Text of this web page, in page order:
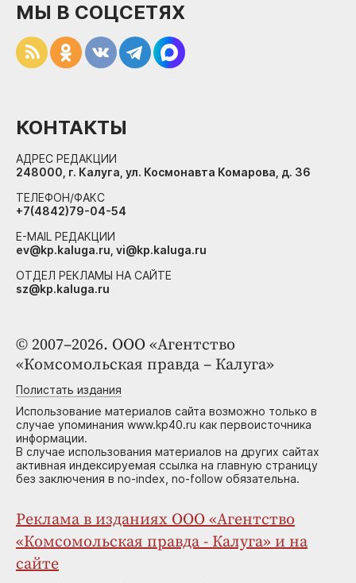
© 2007–2026. ООО «Агентство
«Комсомольская правда – Калуга»
Полистать издания
Использование материалов сайта возможно только в
случае упоминания www.kp40.ru как первоисточника
информации.
В случае использования материалов на других сайтах
активная индексируемая ссылка на главную страницу
без заключения в no-index, no-follow обязательна.
Реклама в изданиях ООО «Агентство
«Комсомольская правда - Калуга» и на
сайте
МЫ В СОЦСЕТЯХ
КОНТАКТЫ
АДРЕС РЕДАКЦИИ
248000, г. Калуга, ул. Космонавта Комарова, д. 36
ТЕЛЕФОН/ФАКС
+7(4842)79-04-54
E-MAIL РЕДАКЦИИ
ev@kp.kaluga.ru, vi@kp.kaluga.ru
ОТДЕЛ РЕКЛАМЫ НА САЙТЕ
sz@kp.kaluga.ru